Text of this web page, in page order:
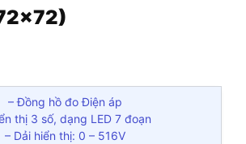
– Đồng hồ đo Điện áp
thị 3 số, dạng LED 7 đoạn
– Dải hiển thị: 0 – 516V